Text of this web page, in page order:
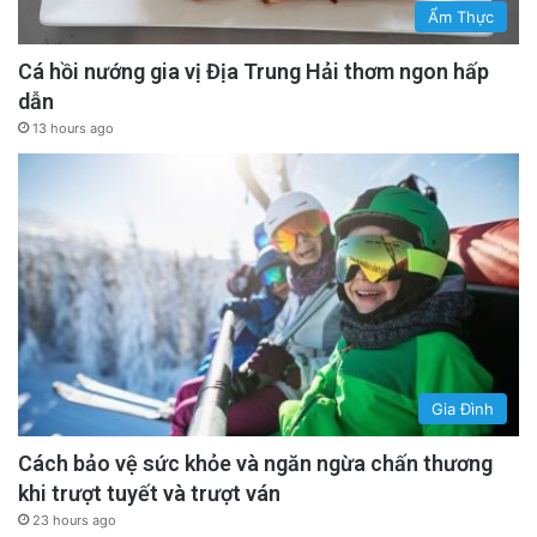
họp chính thức.
advertisement
Khi cuộc họp chính thức diễn ra, bầu không khí
Ẩm Thực
Cá hồi nướng gia vị Địa Trung Hải thơm ngon hấp
dẫn
13 hours ago
Gia Đình
Cách bảo vệ sức khỏe và ngăn ngừa chấn thương
khi trượt tuyết và trượt ván
23 hours ago